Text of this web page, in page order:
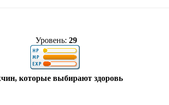
Уровень: 29
которые выбирают здоровь